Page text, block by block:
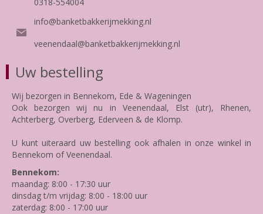
info@banketbakkerijmekking.nl
veenendaal@banketbakkerijmekking.nl
Uw bestelling
Wij bezorgen in Bennekom, Ede & Wageningen
Ook bezorgen wij nu in Veenendaal, Elst (utr), Rhenen,
Achterberg, Overberg, Ederveen & de Klomp.
U kunt uiteraard uw bestelling ook afhalen in onze winkel in
Bennekom of Veenendaal.
Bennekom:
maandag: 8:00 - 17:30 uur
dinsdag t/m vrijdag: 8:00 - 18:00 uur
zaterdag: 8:00 - 17:00 uur